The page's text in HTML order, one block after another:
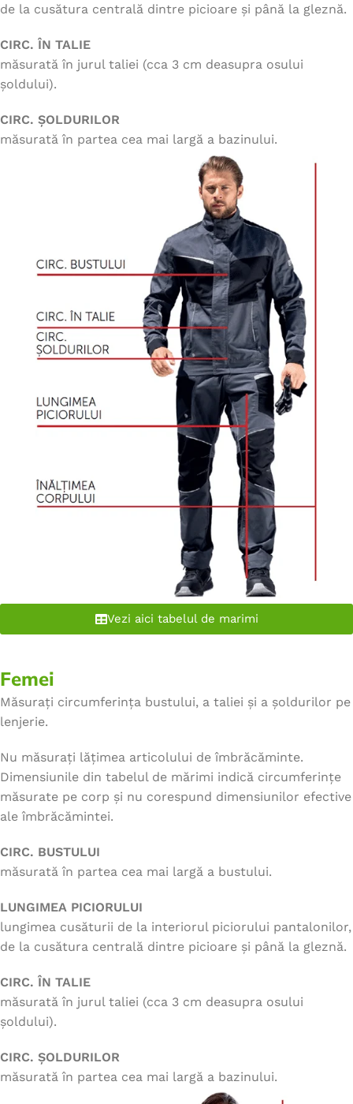
de la cusătura centrală dintre picioare și până la gleznă.
CIRC. ÎN TALIE
măsurată în jurul taliei (cca 3 cm deasupra osului
șoldului).
CIRC. ȘOLDURILOR
măsurată în partea cea mai largă a bazinului.
Vezi aici tabelul de marimi
Femei
Măsurați circumferința bustului, a taliei și a șoldurilor pe
lenjerie.
Nu măsurați lățimea articolului de îmbrăcăminte.
Dimensiunile din tabelul de mărimi indică circumferințe
măsurate pe corp și nu corespund dimensiunilor efective
ale îmbrăcămintei.
CIRC. BUSTULUI
măsurată în partea cea mai largă a bustului.
LUNGIMEA PICIORULUI
lungimea cusăturii de la interiorul piciorului pantalonilor,
de la cusătura centrală dintre picioare și până la gleznă.
CIRC. ÎN TALIE
măsurată în jurul taliei (cca 3 cm deasupra osului
șoldului).
CIRC. ȘOLDURILOR
măsurată în partea cea mai largă a bazinului.